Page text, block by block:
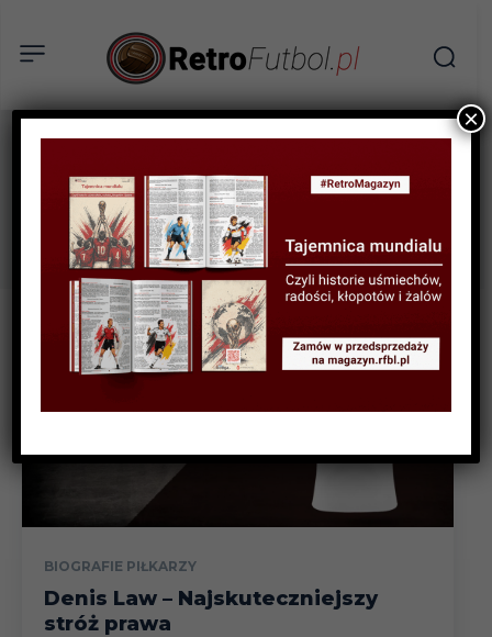
Tag: huddersfield
BIOGRAFIE PIŁKARZY
Denis Law – Najskuteczniejszy
stróż prawa
×